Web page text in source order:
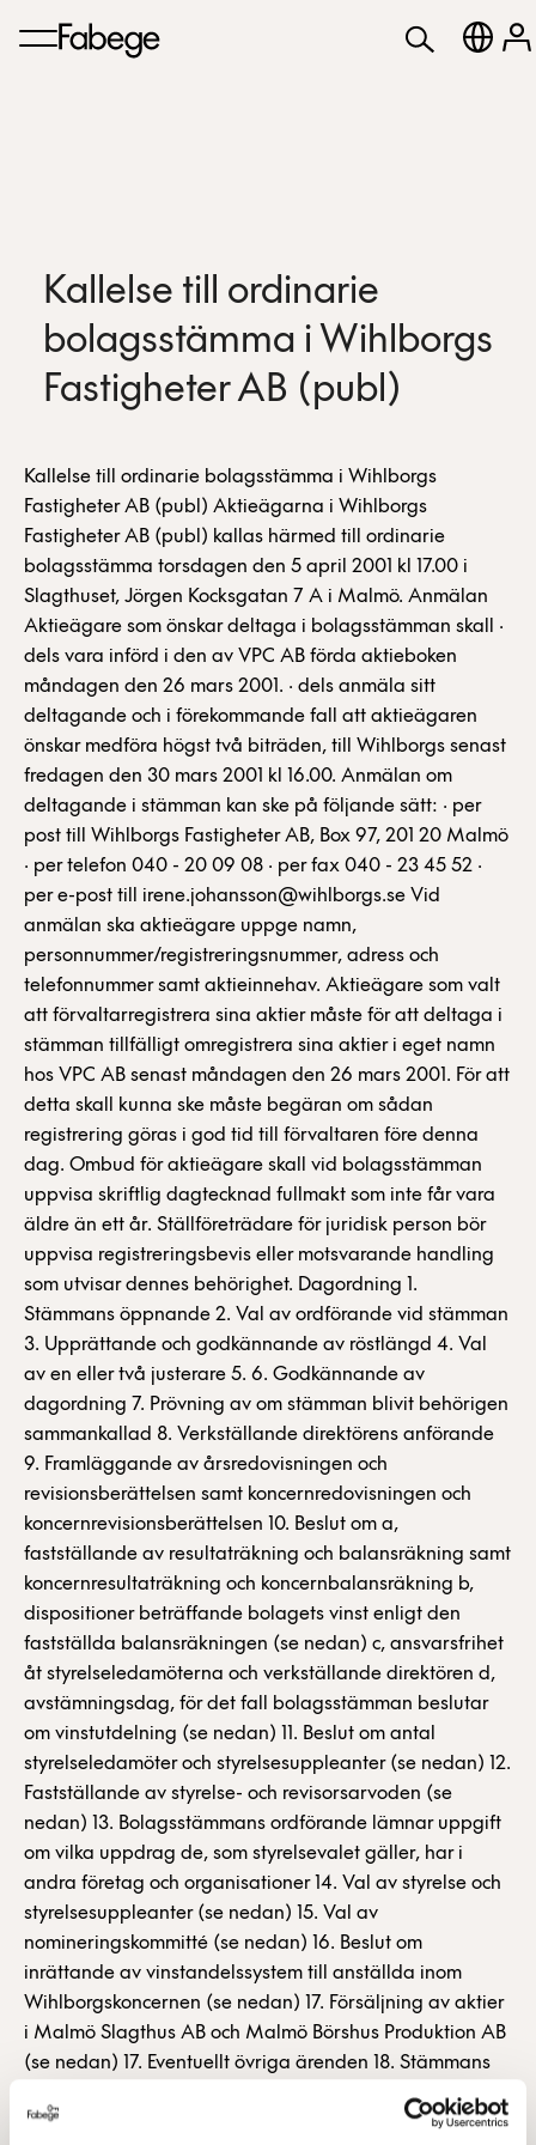
Kallelse till ordinarie
bolagsstämma i Wihlborgs
Fastigheter AB (publ)
Kallelse till ordinarie bolagsstämma i Wihlborgs
Fastigheter AB (publ) Aktieägarna i Wihlborgs
Fastigheter AB (publ) kallas härmed till ordinarie
bolagsstämma torsdagen den 5 april 2001 kl 17.00 i
Slagthuset, Jörgen Kocksgatan 7 A i Malmö. Anmälan
Aktieägare som önskar deltaga i bolagsstämman skall ·
dels vara införd i den av VPC AB förda aktieboken
måndagen den 26 mars 2001. · dels anmäla sitt
deltagande och i förekommande fall att aktieägaren
önskar medföra högst två biträden, till Wihlborgs senast
fredagen den 30 mars 2001 kl 16.00. Anmälan om
deltagande i stämman kan ske på följande sätt: · per
post till Wihlborgs Fastigheter AB, Box 97, 201 20 Malmö
· per telefon 040 - 20 09 08 · per fax 040 - 23 45 52 ·
per e-post till irene.johansson@wihlborgs.se Vid
anmälan ska aktieägare uppge namn,
personnummer/registreringsnummer, adress och
telefonnummer samt aktieinnehav. Aktieägare som valt
att förvaltarregistrera sina aktier måste för att deltaga i
stämman tillfälligt omregistrera sina aktier i eget namn
hos VPC AB senast måndagen den 26 mars 2001. För att
detta skall kunna ske måste begäran om sådan
registrering göras i god tid till förvaltaren före denna
dag. Ombud för aktieägare skall vid bolagsstämman
uppvisa skriftlig dagtecknad fullmakt som inte får vara
äldre än ett år. Ställföreträdare för juridisk person bör
uppvisa registreringsbevis eller motsvarande handling
som utvisar dennes behörighet. Dagordning 1.
Stämmans öppnande 2. Val av ordförande vid stämman
3. Upprättande och godkännande av röstlängd 4. Val
av en eller två justerare 5. 6. Godkännande av
dagordning 7. Prövning av om stämman blivit behörigen
sammankallad 8. Verkställande direktörens anförande
9. Framläggande av årsredovisningen och
revisionsberättelsen samt koncernredovisningen och
koncernrevisionsberättelsen 10. Beslut om a,
fastställande av resultaträkning och balansräkning samt
koncernresultaträkning och koncernbalansräkning b,
dispositioner beträffande bolagets vinst enligt den
fastställda balansräkningen (se nedan) c, ansvarsfrihet
åt styrelseledamöterna och verkställande direktören d,
avstämningsdag, för det fall bolagsstämman beslutar
om vinstutdelning (se nedan) 11. Beslut om antal
styrelseledamöter och styrelsesuppleanter (se nedan) 12.
Fastställande av styrelse- och revisorsarvoden (se
nedan) 13. Bolagsstämmans ordförande lämnar uppgift
om vilka uppdrag de, som styrelsevalet gäller, har i
andra företag och organisationer 14. Val av styrelse och
styrelsesuppleanter (se nedan) 15. Val av
nomineringskommitté (se nedan) 16. Beslut om
inrättande av vinstandelssystem till anställda inom
Wihlborgskoncernen (se nedan) 17. Försäljning av aktier
i Malmö Slagthus AB och Malmö Börshus Produktion AB
(se nedan) 17. Eventuellt övriga ärenden 18. Stämmans
avslutning Förslag till beslut Utdelning, punkt 9 b och d
Styrelsen föreslår bolagsstämman att utdelning för år